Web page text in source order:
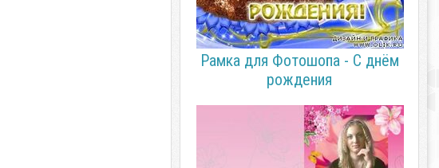
Рамка для Фотошопа - С днём
рождения